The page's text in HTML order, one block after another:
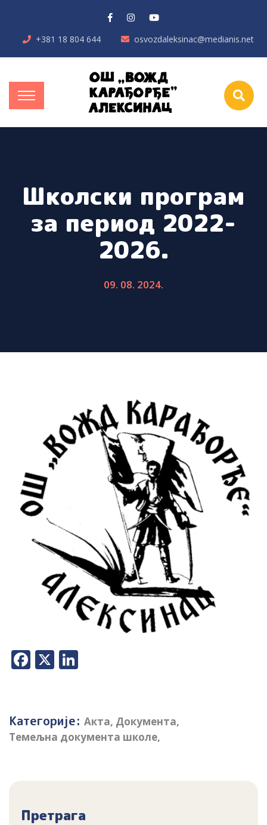
+381 18 804 644 osvozdaleksinac@medianis.net
Школски програм
за период 2022-
2026.
09. 08. 2024.
Facebook
X
Категорије: Акта, Документа,
Темељна документа школе,
Претрага